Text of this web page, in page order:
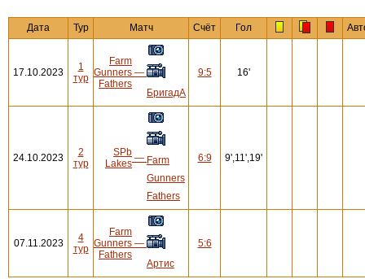
Дата Тур Матч Счёт Гол
17.10.2023
1
тур
Farm
Gunners
Fathers
—
БригадА
9:5 16'
24.10.2023
2
тур
SPb
Lakes — Farm
Gunners
Fathers
6:9 9',11',19'
07.11.2023
4
тур
Farm
Gunners
Fathers
—
Артис
5:6